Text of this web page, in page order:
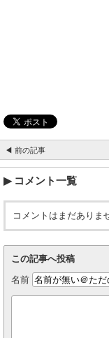
◀ 前の記事
コメント一覧
コメントはまだありま
この記事へ投稿
名前